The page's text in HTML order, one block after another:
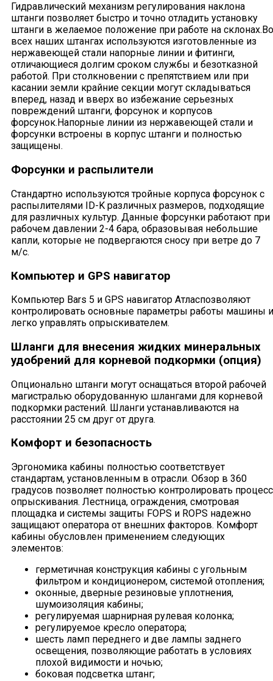
Гидравлический механизм регулирования наклона
штанги позволяет быстро и точно отладить установку
штанги в желаемое положение при работе на склонах.Во
всех наших штангах используются изготовленные из
нержавеющей стали напорные линии и фитинги,
отличающиеся долгим сроком службы и безотказной
работой. При столкновении с препятствием или при
касании земли крайние секции могут складываться
вперед, назад и вверх во избежание серьезных
повреждений штанги, форсунок и корпусов
форсунок.Напорные линии из нержавеющей стали и
форсунки встроены в корпус штанги и полностью
защищены.
Форсунки и распылители
Стандартно используются тройные корпуса форсунок с
распылителями ID-K различных размеров, подходящие
для различных культур. Данные форсунки работают при
рабочем давлении 2-4 бара, образовывая небольшие
капли, которые не подвергаются сносу при ветре до 7
м/c.
Компьютер и GPS навигатор
Компьютер Bars 5 и GPS навигатор Атласпозволяют
контролировать основные параметры работы машины и
легко управлять опрыскивателем.
Шланги для внесения жидких минеральных
удобрений для корневой подкормки (опция)
Опционально штанги могут оснащаться второй рабочей
магистралью оборудованную шлангами для корневой
подкормки растений. Шланги устанавливаются на
расстоянии 25 см друг от друга.
Комфорт и безопасность
Эргономика кабины полностью соответствует
стандартам, установленным в отрасли. Обзор в 360
градусов позволяет полностью контролировать процесс
опрыскивания. Лестница, ограждения, смотровая
площадка и системы защиты FOPS и ROPS надежно
защищают оператора от внешних факторов. Комфорт
кабины обусловлен применением следующих
элементов:
герметичная конструкция кабины с угольным
фильтром и кондиционером, системой отопления;
оконные, дверные резиновые уплотнения,
шумоизоляция кабины;
регулируемая шарнирная рулевая колонка;
регулируемое кресло оператора;
шесть ламп переднего и две лампы заднего
освещения, позволяющие работать в условиях
плохой видимости и ночью;
боковая подсветка штанг;